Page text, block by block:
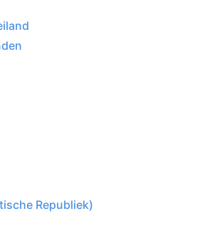
Republiek)